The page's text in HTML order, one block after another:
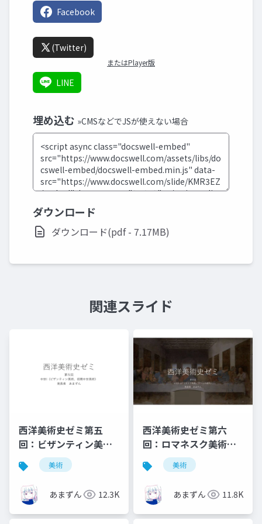
Facebook
(Twitter)
またはPlayer版
LINE
埋め込む »CMSなどでJSが使えない場合
ダウンロード
ダウンロード(pdf - 7.17MB)
関連スライド
西洋美術史ゼミ第五
回：ビザンティン美術
と初期中世美術
美術
あまずん 12.3K
西洋美術史ゼミ第六
回：ロマネスク美術と
ゴシック美術
美術
あまずん 11.8K